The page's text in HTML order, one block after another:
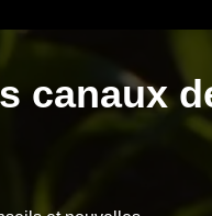
canaux